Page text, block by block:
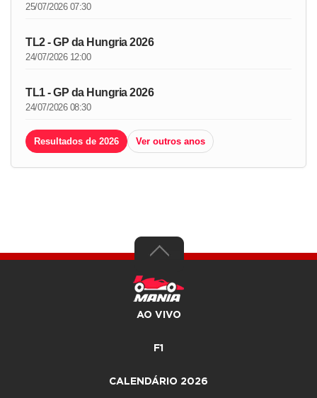
25/07/2026 07:30
TL2 - GP da Hungria 2026
24/07/2026 12:00
TL1 - GP da Hungria 2026
24/07/2026 08:30
Resultados de 2026 Ver outros anos
AO VIVO
F1
CALENDÁRIO 2026